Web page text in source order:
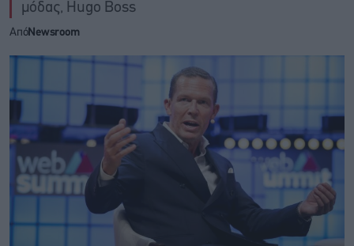
μόδας, Hugo Boss
ΑπόNewsroom